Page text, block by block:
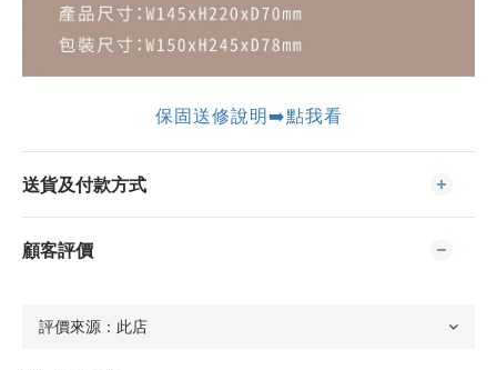
保固送修說明➡️點我看
送貨及付款方式
顧客評價